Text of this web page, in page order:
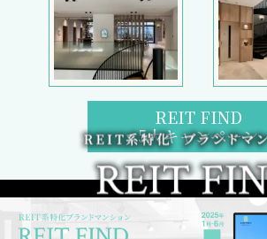
REIT FIND
5大キャンペーン